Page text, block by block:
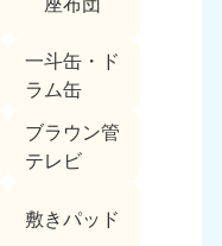
一斗缶・ド
ラム缶
ブラウン管
テレビ
敷きパッド
1880-9890
19:00 年中無休
沖縄県
1880-9887